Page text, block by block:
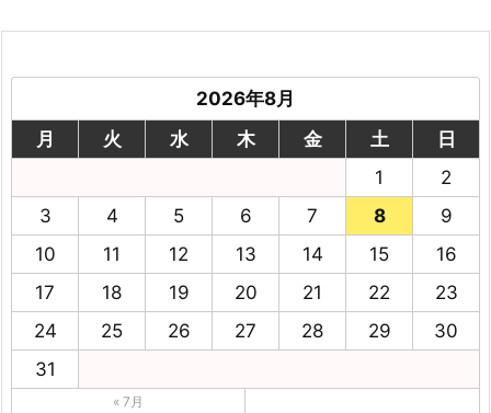
2026年8月
月
火 水 木 金 土
日
1
2
3
4 5 6 7 8
9
10
11 12 13 14 15
16
17
18 19 20 21 22
23
24
25 26 27 28 29
30
31
« 7月